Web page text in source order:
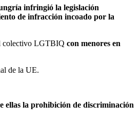
infringió la legislación
de infracción incoado por la
colectivo LGTBIQ con menores en
de la UE.
ellas la prohibición de discriminación